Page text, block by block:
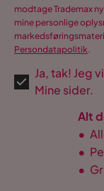
modtage Trademax
mine personlige
Persondatapolitik.
Ja, tak! Jeg
Mine sider.
Alt
•
•
•